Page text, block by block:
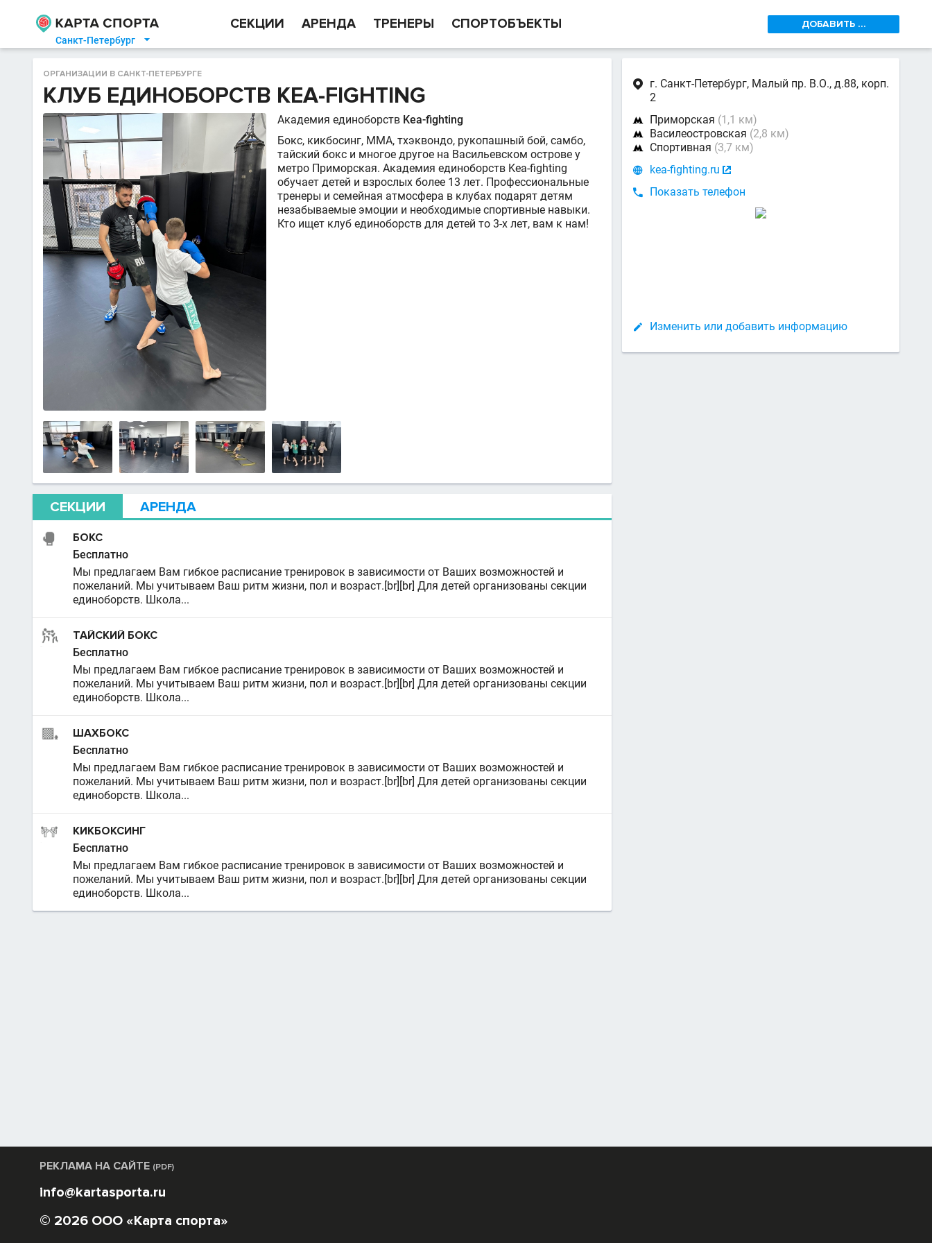
Санкт-Петербург 
СЕКЦИИ АРЕНДА ТРЕНЕРЫ СПОРТОБЪЕКТЫ ДОБАВИТЬ ...
ОРГАНИЗАЦИИ В САНКТ-ПЕТЕРБУРГЕ
КЛУБ ЕДИНОБОРСТВ KEA-FIGHTING
Академия единоборств Kea-fighting
Бокс, кикбосинг, ММА, тхэквондо, рукопашный бой, самбо,
тайский бокс и многое другое на Васильевском острове у
метро Приморская. Академия единоборств Kea-fighting
обучает детей и взрослых более 13 лет. Профессиональные
тренеры и семейная атмосфера в клубах подарят детям
незабываемые эмоции и необходимые спортивные навыки.
Кто ищет клуб единоборств для детей то 3-х лет, вам к нам!
СЕКЦИИ АРЕНДА
БОКС
Бесплатно
Мы предлагаем Вам гибкое расписание тренировок в зависимости от Ваших возможностей и
пожеланий. Мы учитываем Ваш ритм жизни, пол и возраст.[br][br] Для детей организованы секции
единоборств. Школа...
ТАЙСКИЙ БОКС
Бесплатно
Мы предлагаем Вам гибкое расписание тренировок в зависимости от Ваших возможностей и
пожеланий. Мы учитываем Ваш ритм жизни, пол и возраст.[br][br] Для детей организованы секции
единоборств. Школа...
ШАХБОКС
Бесплатно
Мы предлагаем Вам гибкое расписание тренировок в зависимости от Ваших возможностей и
пожеланий. Мы учитываем Ваш ритм жизни, пол и возраст.[br][br] Для детей организованы секции
единоборств. Школа...
КИКБОКСИНГ
Бесплатно
Мы предлагаем Вам гибкое расписание тренировок в зависимости от Ваших возможностей и
пожеланий. Мы учитываем Ваш ритм жизни, пол и возраст.[br][br] Для детей организованы секции
единоборств. Школа...

г. Санкт-Петербург, Малый пр. В.О., д.88, корп.
2
 Приморская (1,1 км)
 Василеостровская (2,8 км)
 Спортивная (3,7 км)
 kea-fighting.ru 

Показать телефон
 Изменить или добавить информацию
РЕКЛАМА НА САЙТЕ (PDF)
info@kartasporta.ru
© 2026 ООО «Карта спорта»